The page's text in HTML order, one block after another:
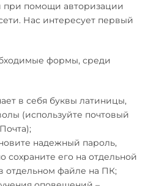
при помощи авторизации
Нас интересует первый
формы, среди
в себя буквы латиницы,
(используйте почтовый
надежный пароль,
сохраните его на отдельной
отдельном файле на ПК;